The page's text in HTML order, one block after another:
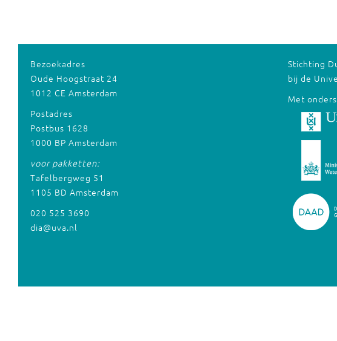
Bezoekadres
Oude Hoogstraat 24
1012 CE Amsterdam
Postadres
Postbus 1628
1000 BP Amsterdam
voor pakketten:
Tafelbergweg 51
1105 BD Amsterdam
020 525 3690
dia@uva.nl
Stichting
bij de
Met